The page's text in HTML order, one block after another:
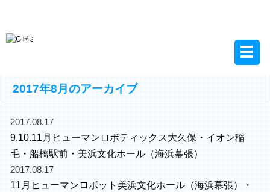
2017年8月のアーカイブ
2017.08.17
9.10.11月ヒューマンロボティックス大久保・イオン稲
毛・船橋駅前・美浜文化ホール（海浜幕張）
2017.08.17
11月ヒューマンロボット美浜文化ホール（海浜幕張）・